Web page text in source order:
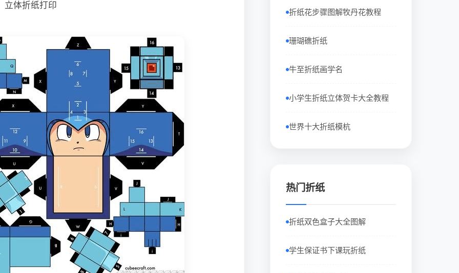
立体折纸打印
折纸花步骤图解牧丹花教程
珊瑚礁折纸
牛至折纸画学名
小学生折纸立体贺卡大全教程
世界十大折纸模杭
热门折纸
折纸双色盒子大全图解
学生保证书下课玩折纸